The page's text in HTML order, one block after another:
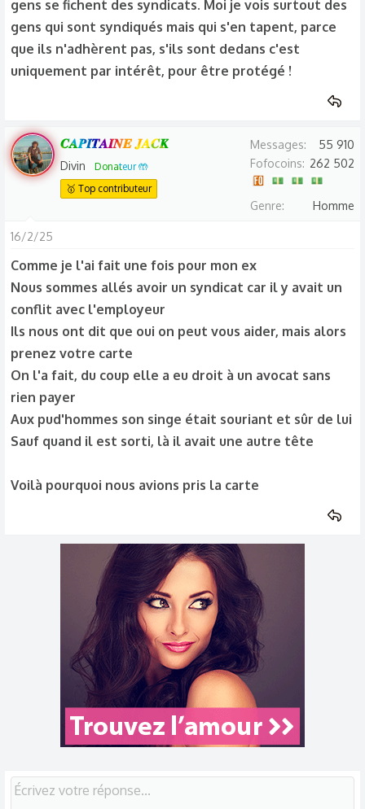
droit de vivre décemment.
Même si maintenant leurs représentants pensent d'abord à
leurs propres intérêts, plus ils seront faibles, plus les
ouvriers et leurs familles en subiront les conséquences.
gens se fichent des syndicats. Moi je vois surtout des
gens qui sont syndiqués mais qui s'en tapent, parce
que ils n'adhèrent pas, s'ils sont dedans c'est
uniquement par intérêt, pour être protégé !
𝑪𝑨𝑷𝑰𝑻𝑨𝑰𝑵𝑬 𝑱𝑨𝑪𝑲
Divin
Donateur 🤲
🥇 Top contributeur
Messages
55 910
Fofocoins
262 502
Genre Homme
16/2/25
Comme je l'ai fait une fois pour mon ex
Nous sommes allés avoir un syndicat car il y avait un
conflit avec l'employeur
Ils nous ont dit que oui on peut vous aider, mais alors
prenez votre carte
On l'a fait, du coup elle a eu droit à un avocat sans
rien payer
Aux pud'hommes son singe était souriant et sûr de lui
Sauf quand il est sorti, là il avait une autre tête
Voilà pourquoi nous avions pris la carte